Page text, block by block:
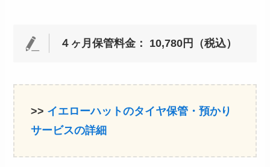
４ヶ月保管料金： 10,780円（税込）
>> イエローハットのタイヤ保管・預かり
サービスの詳細